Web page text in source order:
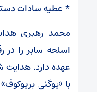
* عطیه سادات
محمد رهبری
اسلحه سابر را در
عهده دارد. هدایت
با «یوگنی